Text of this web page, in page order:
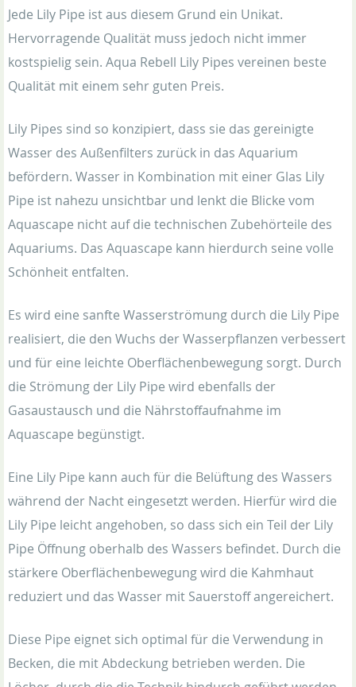
Jede Lily Pipe ist aus diesem Grund ein Unikat.
Hervorragende Qualität muss jedoch nicht immer
kostspielig sein. Aqua Rebell Lily Pipes vereinen beste
Qualität mit einem sehr guten Preis.
Lily Pipes sind so konzipiert, dass sie das gereinigte
Wasser des Außenfilters zurück in das Aquarium
befördern. Wasser in Kombination mit einer Glas Lily
Pipe ist nahezu unsichtbar und lenkt die Blicke vom
Aquascape nicht auf die technischen Zubehörteile des
Aquariums. Das Aquascape kann hierdurch seine volle
Schönheit entfalten.
Es wird eine sanfte Wasserströmung durch die Lily Pipe
realisiert, die den Wuchs der Wasserpflanzen verbessert
und für eine leichte Oberflächenbewegung sorgt. Durch
die Strömung der Lily Pipe wird ebenfalls der
Gasaustausch und die Nährstoffaufnahme im
Aquascape begünstigt.
Eine Lily Pipe kann auch für die Belüftung des Wassers
während der Nacht eingesetzt werden. Hierfür wird die
Lily Pipe leicht angehoben, so dass sich ein Teil der Lily
Pipe Öffnung oberhalb des Wassers befindet. Durch die
stärkere Oberflächenbewegung wird die Kahmhaut
reduziert und das Wasser mit Sauerstoff angereichert.
Diese Pipe eignet sich optimal für die Verwendung in
Becken, die mit Abdeckung betrieben werden. Die